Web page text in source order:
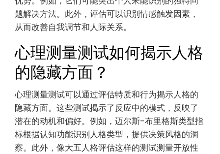
题解决方法。此外，评估可以识别情感触发因素，
从而改善自我调节和人际关系。
心理测量测试如何揭示人格
的隐藏方面？
心理测量测试可以通过评估特质和行为揭示人格的
隐藏方面。这些测试揭示了反应中的模式，反映了
潜在的动机和偏好。例如，迈尔斯-布里格斯类型指
标根据认知功能识别人格类型，提供决策风格的洞
察。此外，像大五人格评估这样的测试测量开放性